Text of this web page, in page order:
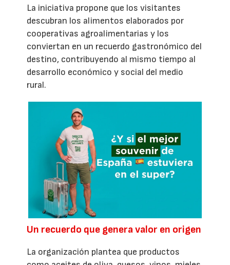
La iniciativa propone que los visitantes
descubran los alimentos elaborados por
cooperativas agroalimentarias y los
conviertan en un recuerdo gastronómico del
destino, contribuyendo al mismo tiempo al
desarrollo económico y social del medio
rural.
Un recuerdo que genera valor en origen
La organización plantea que productos